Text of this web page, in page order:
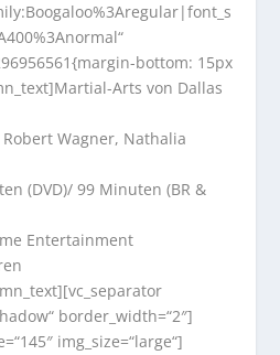
bottom: 15px
Arts von Dallas
Wagner, Nathalia
(DVD)/ 99 Minuten (BR &
Entertainment
border_width=“2″]
img_size=“large“]